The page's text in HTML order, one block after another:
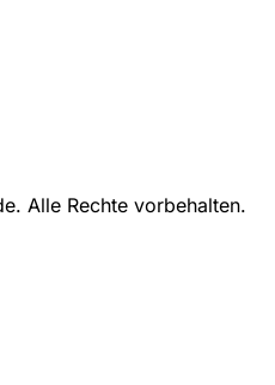
Alle Rechte vorbehalten.